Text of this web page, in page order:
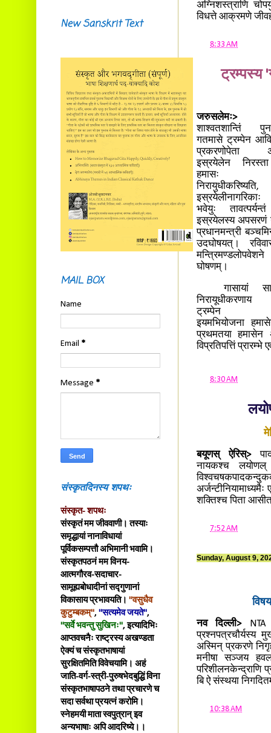
अग्निशस्त्राणि
विधत्ते आक्रमणे
8:33 AM
ट्रम्पस्य
जरुसलेमः>
शाश्वतशान्तिं
गतमासे ट्रम्पेन
प्रकरणोपेता
इस्रयेलेन
हमासः
इस्रयेलीनागरिकाः
भवेयुः
इस्रयेलस्य अपसरणं
प्रधानमन्त्री
उदघोषयत्।
घोषणम्।
गासायां
निरायूधीकरणाय
ट्रम्पेन
इयमभियोजना
प्रथमतया हमासेन
विप्रतिपत्तिं
8:30 AM
बयूणस् ऐरिस्>
नायकश्च लयोणल्
अर्जन्टीनियामाध्यमैः
शक्तिश्च पिता
7:52 AM
Sunday, August 9,
नव दिल्ली>NTA
प्रश्नपत्रचौर्यस्य
अस्मिन् प्रकरणे
मनीषा सञ्जय हवल्
परिशीलनकेन्द्राणि
बि ऐ संस्थया
10:38 AM
New Sanskrit Text
MAIL BOX
Name
Email *
Message *
संस्कृतदिनस्य शपथः
संस्कृत- शपथः
संस्कृतं मम जीववाणी। तस्याः
समृद्धायां नानाविधायां
पूर्विकसम्पत्तौ अभिमानी भवामि।
संस्कृतपठनं मम विनय-
आत्मगौरव-सदाचार-
सामूह्यबोधादीनां सद्गुणानां
विकासाय प्रभावयति। "वसुधैव
कुटुम्बकम्", "सत्यमेव जयते",
"सर्वे भवन्तु सुखिनः", इत्यादिभिः
आप्तवचनैः राष्ट्रस्य अखण्डता
ऐक्यं च संस्कृतभाषायां
सुरक्षितमिति विवेचयामि। अहं
जाति-वर्ग-स्त्री-पुरुषभेदबुद्धिं विना
संस्कृतभाषापठने तथा प्रचारणे च
सदा सर्वथा प्रयत्नं करोमि।
स्नेहमयी माता स्वपुत्रान् इव
अन्यभाषाः अपि आदरिष्ये।।